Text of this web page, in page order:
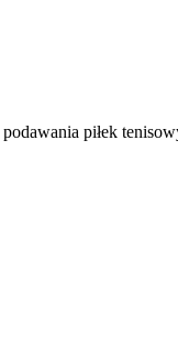
piłek